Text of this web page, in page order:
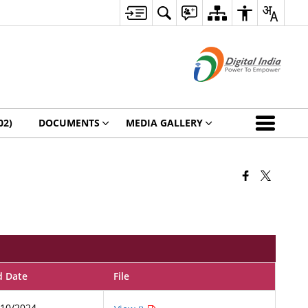
DOCUMENTS MEDIA GALLERY
Date File